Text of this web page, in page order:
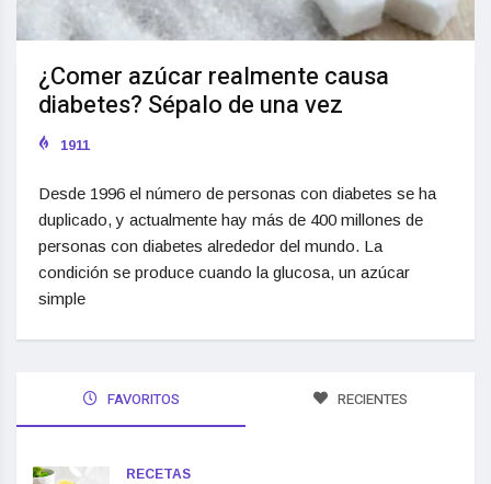
¿Comer azúcar realmente causa
diabetes? Sépalo de una vez
1911
Desde 1996 el número de personas con diabetes se ha
duplicado, y actualmente hay más de 400 millones de
personas con diabetes alrededor del mundo. La
condición se produce cuando la glucosa, un azúcar
simple
FAVORITOS RECIENTES
RECETAS